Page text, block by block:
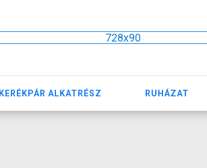
728x90
KERÉKPÁR ALKATRÉSZ RUHÁZAT